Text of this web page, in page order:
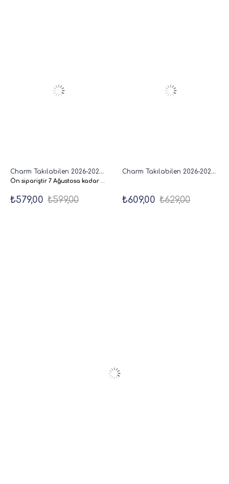
Charm Takılabilen 2026-2027 A5 Keten Akademik Haftalık Ajanda 16 Aylık - Yeşil
Ön sipariştir 7 Ağustosa kadar Siparişiniz kargoya verilecekdir.
₺579,00 ₺599,00
Charm Takılabilen 2026-2027 Haftalık Akademik Dikey Ajanda Karo - 18x20 cm
₺609,00 ₺629,00